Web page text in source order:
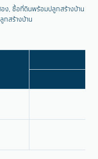
ง, ซื้อที่ดินพร้อมปลูกสร้างบ้าน
กสร้างบ้าน